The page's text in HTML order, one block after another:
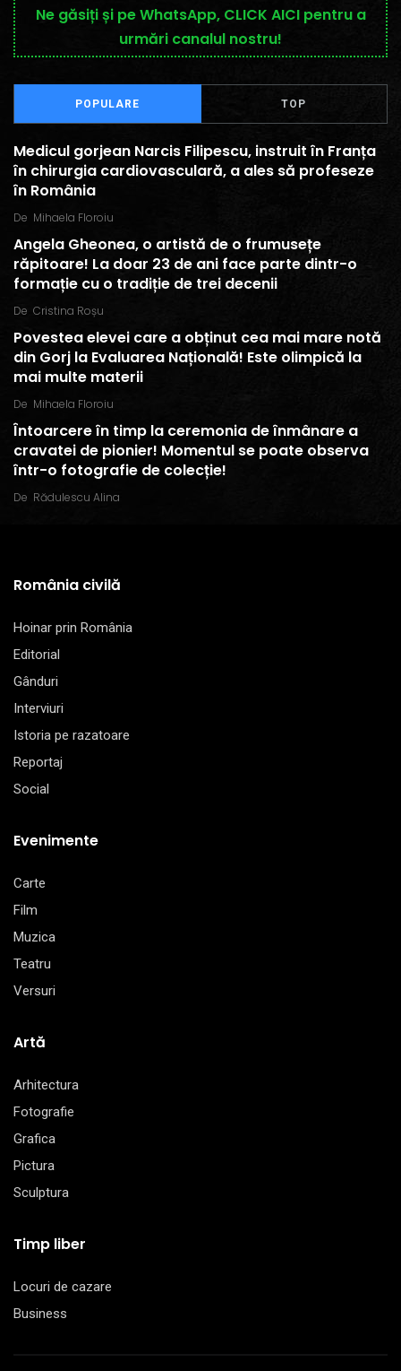
Ne găsiți și pe WhatsApp, CLICK AICI pentru a
urmări canalul nostru!
POPULARE TOP
Medicul gorjean Narcis Filipescu, instruit în Franța
în chirurgia cardiovasculară, a ales să profeseze
în România
De Mihaela Floroiu
Angela Gheonea, o artistă de o frumusețe
răpitoare! La doar 23 de ani face parte dintr-o
formație cu o tradiție de trei decenii
De Cristina Roșu
Povestea elevei care a obținut cea mai mare notă
din Gorj la Evaluarea Națională! Este olimpică la
mai multe materii
De Mihaela Floroiu
Întoarcere în timp la ceremonia de înmânare a
cravatei de pionier! Momentul se poate observa
într-o fotografie de colecție!
De Rădulescu Alina
România civilă
Hoinar prin România
Editorial
Gânduri
Interviuri
Istoria pe razatoare
Reportaj
Social
Evenimente
Carte
Film
Muzica
Teatru
Versuri
Artă
Arhitectura
Fotografie
Grafica
Pictura
Sculptura
Timp liber
Locuri de cazare
Business